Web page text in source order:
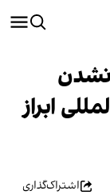
نشدن
ابراز
اشتراک‌گذاری